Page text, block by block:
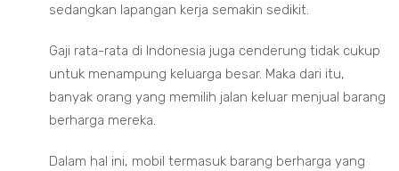
sedangkan lapangan kerja semakin sedikit.
Gaji rata-rata di Indonesia juga cenderung tidak cukup
untuk menampung keluarga besar. Maka dari itu,
banyak orang yang memilih jalan keluar menjual barang
berharga mereka.
Dalam hal ini, mobil termasuk barang berharga yang